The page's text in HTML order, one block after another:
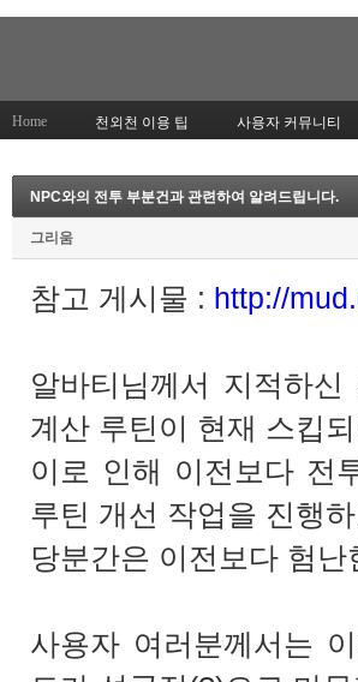
Home 천외천 이용 팁 사용자 커뮤니티
NPC와의 전투 부분건과 관련하여 알려드립니다.
그리움
참고 게시물 : http://
알바티님께서 지적하
계산 루틴이 현재 스킵
이로 인해 이전보다 전
루틴 개선 작업을 진행
당분간은 이전보다 험
사용자 여러분께서는